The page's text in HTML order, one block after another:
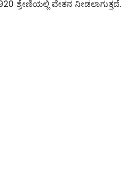
ಶ್ರೇಣಿಯಲ್ಲಿ ವೇತನ ನೀಡಲಾಗುತ್ತದೆ.